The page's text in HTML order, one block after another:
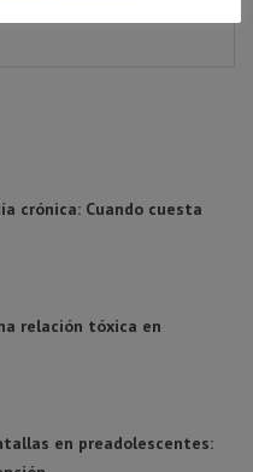
crónica: Cuando cuesta
relación tóxica en
en preadolescentes: